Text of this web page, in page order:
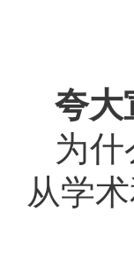
夸大
为
从学